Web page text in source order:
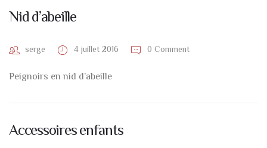
Nid d’abeille
serge 4 juillet 2016 0 Comment
Peignoirs en nid d’abeille
Accessoires enfants